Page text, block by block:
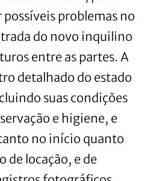
problemas no
do novo inquilino
entre as partes. A
detalhado do estado
suas condições
e higiene, e
no início quanto
de locação, e de